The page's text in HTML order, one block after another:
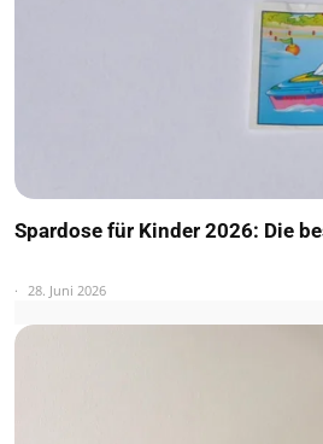
Spardose für Kinder 2026: Die
28. Juni 2026